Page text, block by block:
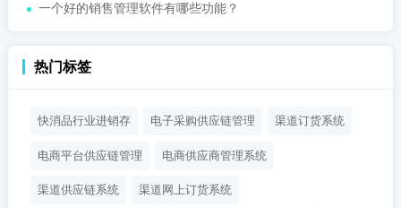
一个好的销售管理软件有哪些功能？
热门标签
快消品行业进销存 电子采购供应链管理 渠道订货系统
电商平台供应链管理 电商供应商管理系统
渠道供应链系统 渠道网上订货系统